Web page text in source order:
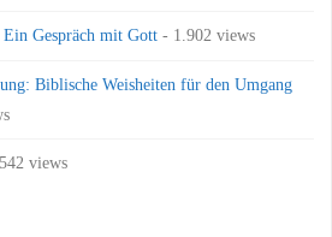
Gespräch mit Gott - 1.902 views
Biblische Weisheiten für den Umgang
views